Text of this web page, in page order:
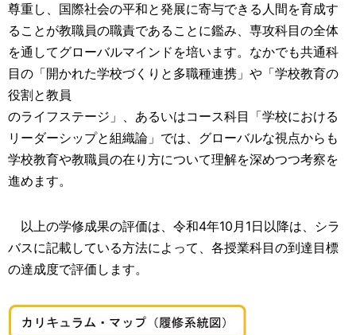
尊重し、国際社会の平和と発展に寄与できる人間を育成す
ることが教職員の職責であることに鑑み、専攻科目の全体
を通してグローバルマインドを培います。なかでも共通科
目の「開かれた学校づくりと多職種連携」や「学校教育の
役割と教員
のライフステージ」、あるいはコース科目「学校における
リーダーシップと組織論」では、グローバルな視点からも
学校教育や教職員の在り方について理解を深めつつ考察を
進めます。
以上の学修成果の評価は、令和4年10月1日以降は、シラ
バスに記載している方法によって、各授業科目の到達目標
の達成度で評価します。